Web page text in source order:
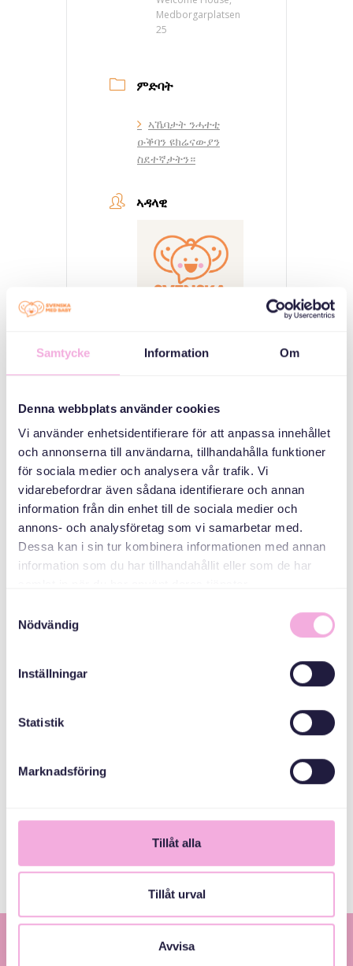
Samtycke Information Om
Denna webbplats använder cookies
Vi använder enhetsidentifierare för att anpassa innehållet
och annonserna till användarna, tillhandahålla funktioner
för sociala medier och analysera vår trafik. Vi
vidarebefordrar även sådana identifierare och annan
information från din enhet till de sociala medier och
annons- och analysföretag som vi samarbetar med.
Dessa kan i sin tur kombinera informationen med annan
information som du har tillhandahållit eller som de har
Nödvändig
Inställningar
Statistik
Marknadsföring
Tillåt alla
Tillåt urval
Avvisa
Medborgarplatsen
25
ምድባት
ኣኼባታት ንሓተቲ
ዑቕባን ዩክሬናውያን
ስደተኛታትን።
ኣዳላዊ
bokningen@svenskamedbaby.se